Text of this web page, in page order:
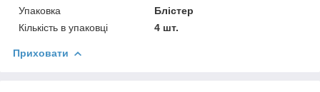
Упаковка
Блістер
Кількість в упаковці
4 шт.
Приховати